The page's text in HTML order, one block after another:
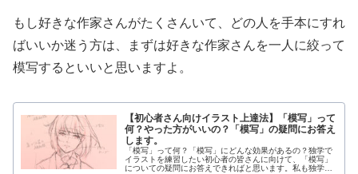
もし好きな作家さんがたくさんいて、どの人を手本にすれ
ばいいか迷う方は、まずは好きな作家さんを一人に絞って
模写するといいと思いますよ。
【初心者さん向けイラスト上達法】「模写」って
何？やった方がいいの？「模写」の疑問にお答え
します。
「模写」って何？「模写」にどんな効果があるの？独学で
イラストを練習したい初心者の皆さんに向けて、「模写」
についての疑問にお答えできればと思います。私も独学で